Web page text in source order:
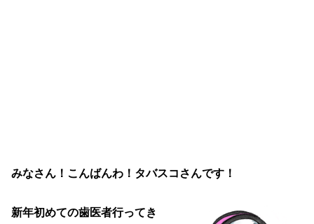
みなさん！こんばんわ！タバスコさんです！
新年初めての歯医者行ってき